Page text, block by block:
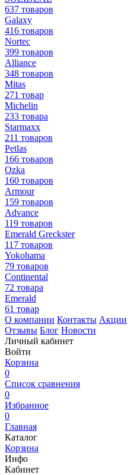
637 товаров
Galaxy
416 товаров
Nortec
399 товаров
Alliance
348 товаров
Mitas
271 товар
Michelin
233 товара
Starmaxx
211 товаров
Petlas
166 товаров
Ozka
160 товаров
Armour
159 товаров
Advance
119 товаров
Emerald Greckster
117 товаров
Yokohama
79 товаров
Continental
72 товара
Emerald
61 товар
О компании Контакты Акции
Отзывы Блог Новости
Личный кабинет
Войти
Корзина
0
Список сравнения
0
Избранное
0
Главная
Каталог
Корзина
Инфо
Кабинет